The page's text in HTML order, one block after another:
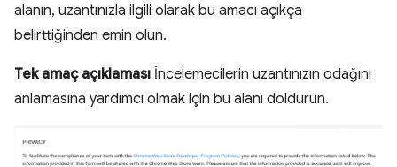
alanın, uzantınızla ilgili olarak bu amacı açıkça
belirttiğinden emin olun.
Tek amaç açıklaması İncelemecilerin uzantınızın odağını
anlamasına yardımcı olmak için bu alanı doldurun.